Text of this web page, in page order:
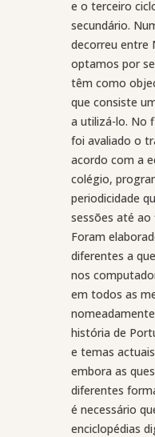
e o terceiro
secundário.
decorreu entre
optamos por
têm como
que consiste
a utilizá-lo. No
foi avaliado o
acordo com a
colégio,
periodicidade
sessões até ao
Foram
diferentes a
nos
em todos as
história de
e temas
embora as
diferentes
é necessário
enciclopédias